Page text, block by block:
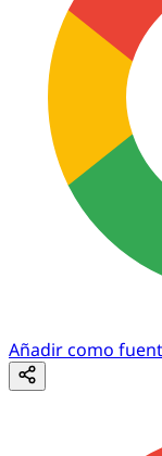
Añadir como